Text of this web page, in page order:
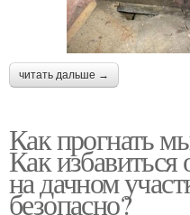
читать дальше →
Как прогнать
Как
на дачном
безопасно?